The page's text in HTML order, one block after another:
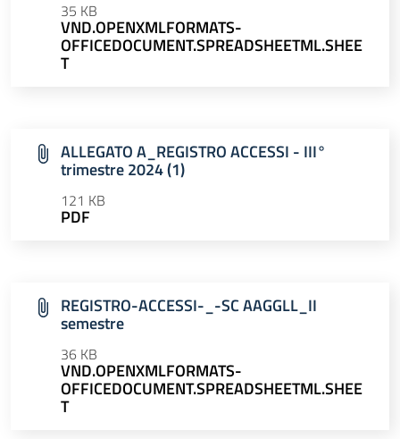
35 KB
VND.OPENXMLFORMATS-
OFFICEDOCUMENT.SPREADSHEETML.SHEE
T
ALLEGATO A_REGISTRO ACCESSI - III°
trimestre 2024 (1)
121 KB
PDF
REGISTRO-ACCESSI-_-SC AAGGLL_II
semestre
36 KB
VND.OPENXMLFORMATS-
OFFICEDOCUMENT.SPREADSHEETML.SHEE
T